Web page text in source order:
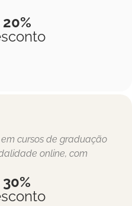
20%
cursos de graduação
online, com
30%